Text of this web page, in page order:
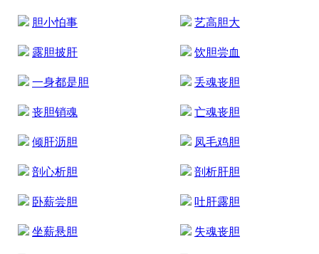
胆小怕事 艺高胆大
露胆披肝 饮胆尝血
一身都是胆 丢魂丧胆
丧胆销魂 亡魂丧胆
倾肝沥胆 凤毛鸡胆
剖心析胆 剖析肝胆
卧薪尝胆 吐肝露胆
坐薪悬胆 失魂丧胆